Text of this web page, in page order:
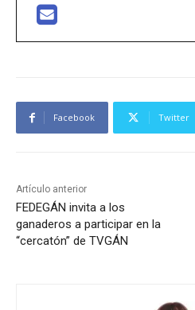
Facebook Twitter
Artículo anterior
FEDEGÁN invita a los
ganaderos a participar en la
“cercatón” de TVGÁN